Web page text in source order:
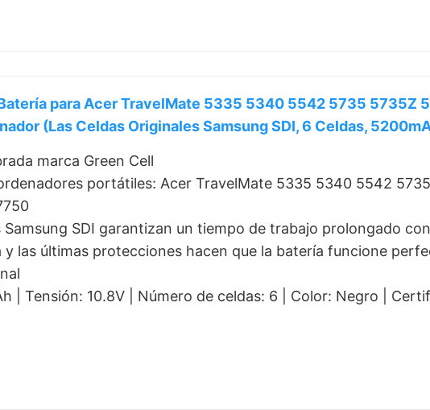
para Acer TravelMate 5335 5340 5542 5735 5735Z
(Las Celdas Originales Samsung SDI, 6 Celdas,
marca Green Cell
portátiles: Acer TravelMate 5335 5340 5542
Samsung SDI garantizan un tiempo de trabajo prolongado
y las últimas protecciones hacen que la batería funcione
| Tensión: 10.8V | Número de celdas: 6 | Color: Negro |